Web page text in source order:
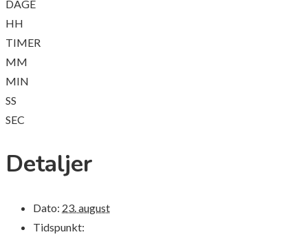
DAGE
HH
TIMER
MM
MIN
SS
SEC
Detaljer
Dato: 23. august
Tidspunkt: